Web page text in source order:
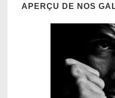
APERÇU DE NOS